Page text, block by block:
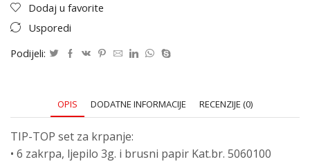
Dodaj u favorite
Usporedi
Podijeli:
OPIS DODATNE INFORMACIJE RECENZIJE (0)
TIP-TOP set za krpanje:
• 6 zakrpa, ljepilo 3g. i brusni papir Kat.br. 5060100